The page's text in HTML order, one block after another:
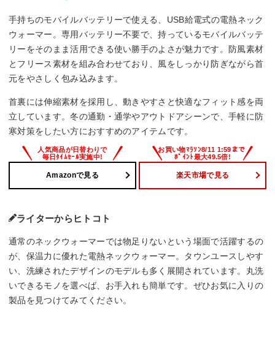
手持ちのモバイルバッテリーで使える、USB給電式の電熱ネック
ウォーマー。専用バッテリー不要で、持っているモバイルバッテ
リーをそのまま活用できる使い勝手のよさが魅力です。防風素材
とフリース素材を組み合わせており、風をしっかり防ぎながら首
元をやさしく包み込みます。
首裏には伸縮素材を採用し、動きやすさと快適なフィット感を両
立しています。冬の通勤・通学やアウトドアシーンで、手軽に防
寒対策をしたい方におすすめのアイテムです。
Amazonで見る 楽天市場で見る
ライターからヒトコト
通常のネックウォーマーでは物足りないという場面で活躍するの
が、保温力に優れた電熱ネックウォーマー。タウンユースしやす
い、洗練されたデザインのモデルも多く展開されています。丸洗
いできるモノを選べば、お手入れも簡単です。ぜひお気に入りの
製品を見つけてみてください。